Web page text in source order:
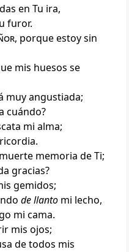
en Tu ira,
furor.
, porque estoy sin
mis huesos se
muy angustiada;
cuándo?
mi alma;
memoria de Ti;
gracias?
gemidos;
de llantomi lecho,
mi cama.
mis ojos;
de todos mis